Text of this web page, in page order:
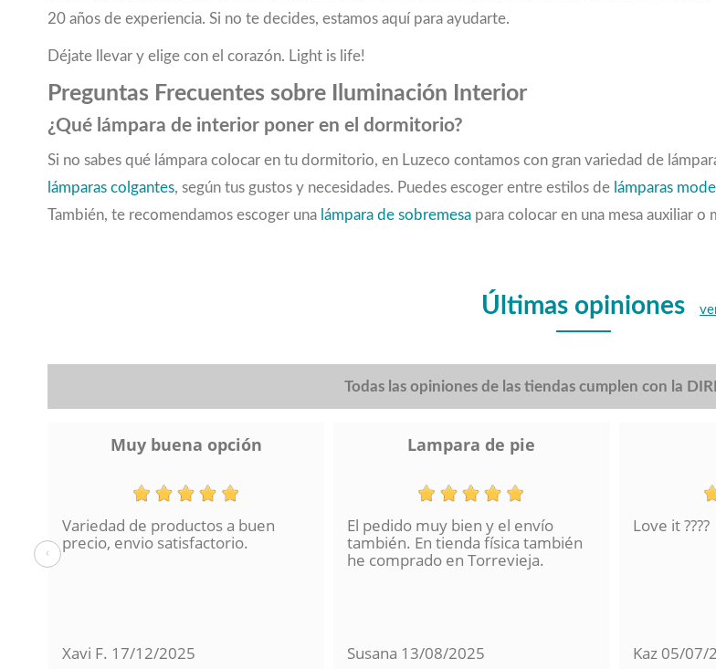
negro, óptica de cristal (1)
nickel-negro
(8)
níquel antiguo, crema(1)
oro rosado
pastel verde claro (1)
plata(1)
plata, níquel-mate(1)
20 años de experiencia. Si no te decides, estamos aquí para ayudarte.
Déjate llevar y elige con el corazón. Light is life!
Preguntas Frecuentes sobre Iluminación Interior
¿Qué lámpara de interior poner en el dormitorio?
Si no sabes qué lámpara colocar en tu dormitorio, en Luzeco contamos con gran variedad de
lámparas colgantes, según tus gustos y necesidades. Puedes escoger entre estilos de lámparas
También, te recomendamos escoger una lámpara de sobremesa para colocar en una mesa auxiliar
Últimas opiniones
Todas las opiniones de las tiendas cumplen con la
Muy buena opción
Variedad de productos a buen
precio, envio satisfactorio.
Xavi F. 17/12/2025
Lampara de pie
El pedido muy bien y el envío
también. En tienda física también
he comprado en Torrevieja.
Susana 13/08/2025
Love it ????
Kaz 05/07/
‹